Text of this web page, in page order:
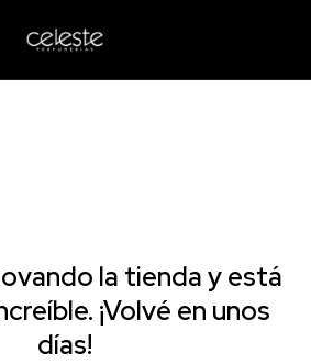
la tienda y está
¡Volvé en unos
días!